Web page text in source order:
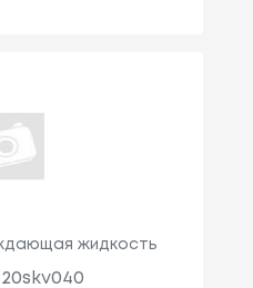
жидкость